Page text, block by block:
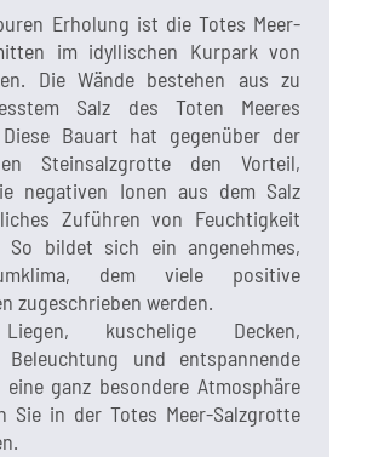
Erholung ist die Totes Meer-
im idyllischen Kurpark von
Die Wände bestehen aus zu
Salz des Toten Meeres
Bauart hat gegenüber der
Steinsalzgrotte den Vorteil,
negativen Ionen aus dem Salz
Zuführen von Feuchtigkeit
So bildet sich ein angenehmes,
dem viele positive
zugeschrieben werden.
kuschelige Decken,
Beleuchtung und entspannende
ganz besondere Atmosphäre
Sie in der Totes Meer-Salzgrotte